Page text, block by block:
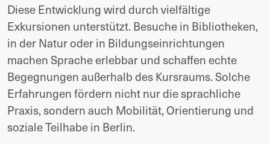
Diese Entwicklung wird durch vielfältige
Exkursionen unterstützt. Besuche in Bibliotheken,
in der Natur oder in Bildungseinrichtungen
machen Sprache erlebbar und schaffen echte
Begegnungen außerhalb des Kursraums. Solche
Erfahrungen fördern nicht nur die sprachliche
Praxis, sondern auch Mobilität, Orientierung und
soziale Teilhabe in Berlin.